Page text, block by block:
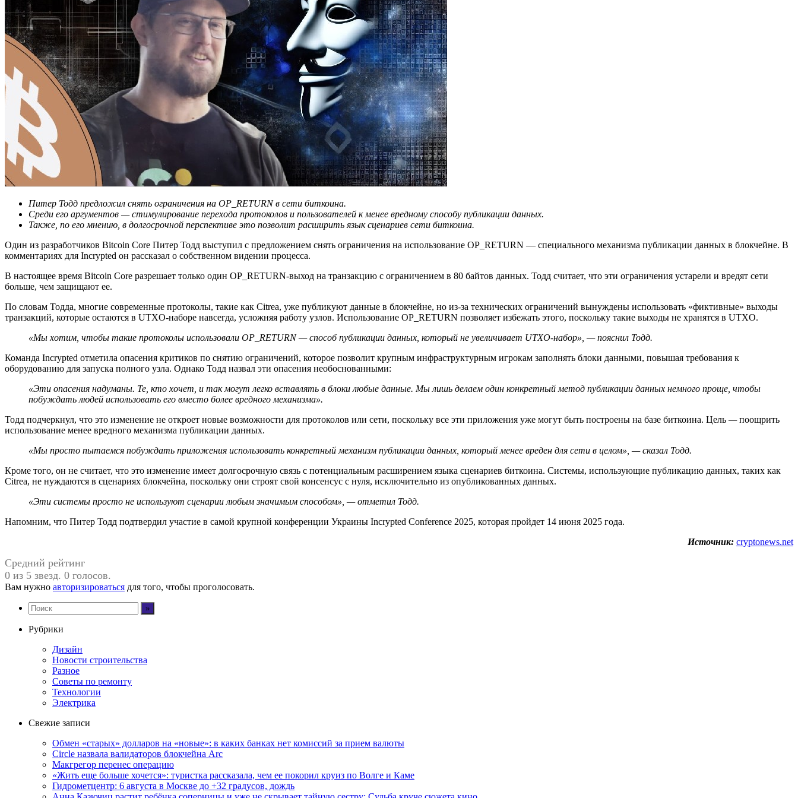
Питер Тодд предложил снять ограничения на OP_RETURN в сети биткоина.
Среди его аргументов — стимулирование перехода протоколов и пользователей к менее вредному способу публикации данных.
Также, по его мнению, в долгосрочной перспективе это позволит расширить язык сценариев сети биткоина.
Один из разработчиков Bitcoin Core Питер Тодд выступил с предложением снять ограничения на использование OP_RETURN — специального механизма публикации данных в блокчейне. В
комментариях для Incrypted он рассказал о собственном видении процесса.
В настоящее время Bitcoin Core разрешает только один OP_RETURN-выход на транзакцию с ограничением в 80 байтов данных. Тодд считает, что эти ограничения устарели и вредят сети
больше, чем защищают ее.
По словам Тодда, многие современные протоколы, такие как Citrea, уже публикуют данные в блокчейне, но из-за технических ограничений вынуждены использовать «фиктивные» выходы
транзакций, которые остаются в UTXO-наборе навсегда, усложняя работу узлов. Использование OP_RETURN позволяет избежать этого, поскольку такие выходы не хранятся в UTXO.
«Мы хотим, чтобы такие протоколы использовали OP_RETURN — способ публикации данных, который не увеличивает UTXO-набор» , — пояснил Тодд.
Команда Incrypted отметила опасения критиков по снятию ограничений, которое позволит крупным инфраструктурным игрокам заполнять блоки данными, повышая требования к
оборудованию для запуска полного узла. Однако Тодд назвал эти опасения необоснованными:
«Эти опасения надуманы. Те, кто хочет, и так могут легко вставлять в блоки любые данные. Мы лишь делаем один конкретный метод публикации данных немного проще, чтобы
побуждать людей использовать его вместо более вредного механизма».
Тодд подчеркнул, что это изменение не откроет новые возможности для протоколов или сети, поскольку все эти приложения уже могут быть построены на базе биткоина. Цель —поощрить
использование менее вредного механизма публикации данных.
«Мы просто пытаемся побуждать приложения использовать конкретный механизм публикации данных, который менее вреден для сети в целом», — сказал Тодд.
Кроме того, он не считает, что это изменение имеет долгосрочную связь с потенциальным расширением языка сценариев биткоина. Системы, использующие публикацию данных, таких как
Citrea, не нуждаются в сценариях блокчейна, поскольку они строят свой консенсус с нуля, исключительно из опубликованных данных.
«Эти системы просто не используют сценарии любым значимым способом», — отметил Тодд.
Напомним, что Питер Тодд подтвердил участие в самой крупной конференции Украины Incrypted Conference 2025, которая пройдет 14 июня 2025 года.
Источник: cryptonews.net
Средний рейтинг
0 из 5 звезд. 0 голосов.
Вам нужно авторизироваться для того, чтобы проголосовать.
Рубрики
Дизайн
Новости строительства
Разное
Советы по ремонту
Технологии
Электрика
Свежие записи
Обмен «старых» долларов на «новые»: в каких банках нет комиссий за прием валюты
Circle назвала валидаторов блокчейна Arc
Макгрегор перенес операцию
«Жить еще больше хочется»: туристка рассказала, чем ее покорил круиз по Волге и Каме
Гидрометцентр: 6 августа в Москве до +32 градусов, дождь